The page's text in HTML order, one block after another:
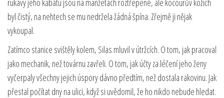
byl čistý, na nehtech se mu nedržela žádná špína. Zřejmě ji nějak
vykoupal.
Zatímco stanice svištěly kolem, Silas mluvil v útržcích. O tom, jak pracoval
jako mechanik, než továrnu zavřeli. O tom, jak účty za léčení jeho ženy
vyčerpaly všechny jejich úspory dávno předtím, než dostala rakovinu. Jak
přestal počítat dny na ulici, když si uvědomil, že ho nikdo nebude hledat.